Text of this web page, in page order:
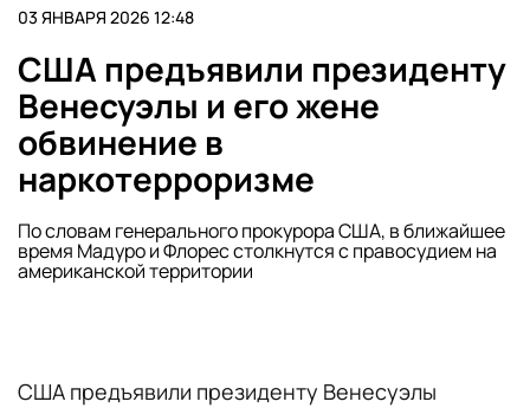
03 ЯНВАРЯ 2026 12:48
США предъявили президенту
Венесуэлы и его жене
обвинение в
наркотерроризме
По словам генерального прокурора США, в ближайшее
время Мадуро и Флорес столкнутся с правосудием на
американской территории
США предъявили президенту Венесуэлы